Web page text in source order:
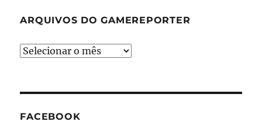
ARQUIVOS DO GAMEREPORTER
Arquivos
FACEBOOK